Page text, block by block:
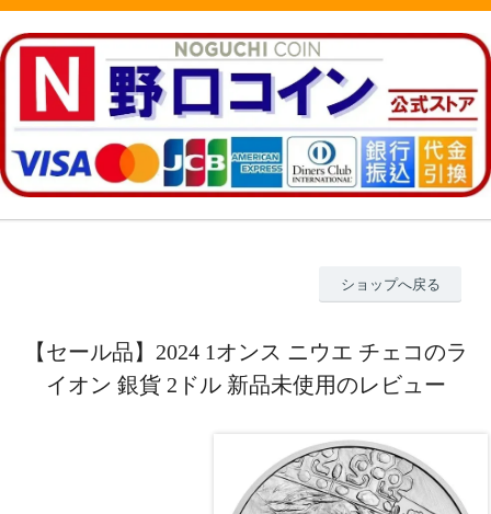
ショップへ戻る
【セール品】2024 1オンス ニウエ チェコのラ
イオン 銀貨 2ドル 新品未使用のレビュー